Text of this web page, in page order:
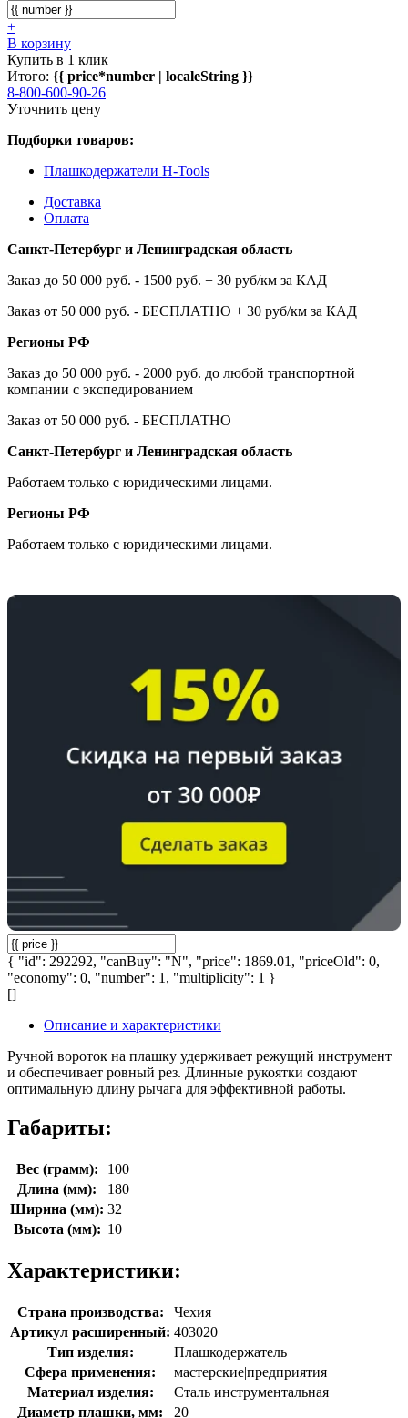
+
В корзину
Купить в 1 клик
Итого: {{ price*number | localeString }}
8-800-600-90-26
Уточнить цену
Подборки товаров:
Плашкодержатели H-Tools
Доставка
Оплата
Санкт-Петербург и Ленинградская область
Заказ до 50 000 руб. - 1500 руб. + 30 руб/км за КАД
Заказ от 50 000 руб. - БЕСПЛАТНО + 30 руб/км за КАД
Регионы РФ
Заказ до 50 000 руб. - 2000 руб. до любой транспортной
компании с экспедированием
Заказ от 50 000 руб. - БЕСПЛАТНО
Санкт-Петербург и Ленинградская область
Работаем только с юридическими лицами.
Регионы РФ
Работаем только с юридическими лицами.
{ "id": 292292, "canBuy": "N", "price": 1869.01, "priceOld": 0,
"economy": 0, "number": 1, "multiplicity": 1 }
[]
Описание и характеристики
Ручной вороток на плашку удерживает режущий инструмент
и обеспечивает ровный рез. Длинные рукоятки создают
оптимальную длину рычага для эффективной работы.
Габариты:
Вес (грамм):
100
Длина (мм):
180
Ширина (мм): 32
Высота (мм): 10
Характеристики:
Страна производства:
Чехия
Артикул расширенный: 403020
Тип изделия:
Плашкодержатель
Сфера применения:
мастерские|предприятия
Материал изделия:
Сталь инструментальная
Диаметр плашки, мм:
20